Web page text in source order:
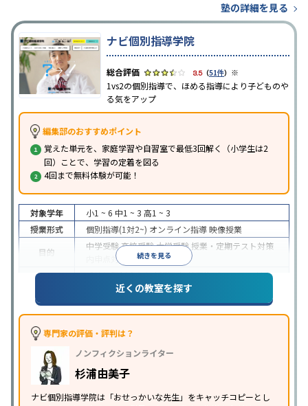
塾の詳細を見る
ナビ個別指導学院
3.5（51件） ※
1vs2の個別指導で、ほめる指導により子どものや
る気をアップ
編集部のおすすめポイント
覚えた単元を、家庭学習や自習室で最低3回解く（小学生は2
回）ことで、学習の定着を図る
4回まで無料体験が可能！
続きを見る
対象学年 小1 ~ 6 中1 ~ 3 高1 ~ 3
授業形式
個別指導(1対2~) オンライン指導映像授業
目的
中学受験高校受験大学受験 授業・定期テスト対策
内申点対策
学習習慣の定着
成績保証制度あり授業の振替可能オンライン対応
1科目から受講可能季節講習のみの受講可
※2023年3月調査。小学校高学年の個別指導塾アンケート調査方法を参
近くの教室を探す
専門家の評価・評判は？
ノンフィクションライター
杉浦由美子
ナビ個別指導学院は「おせっかいな先生」をキャッチコピーとし